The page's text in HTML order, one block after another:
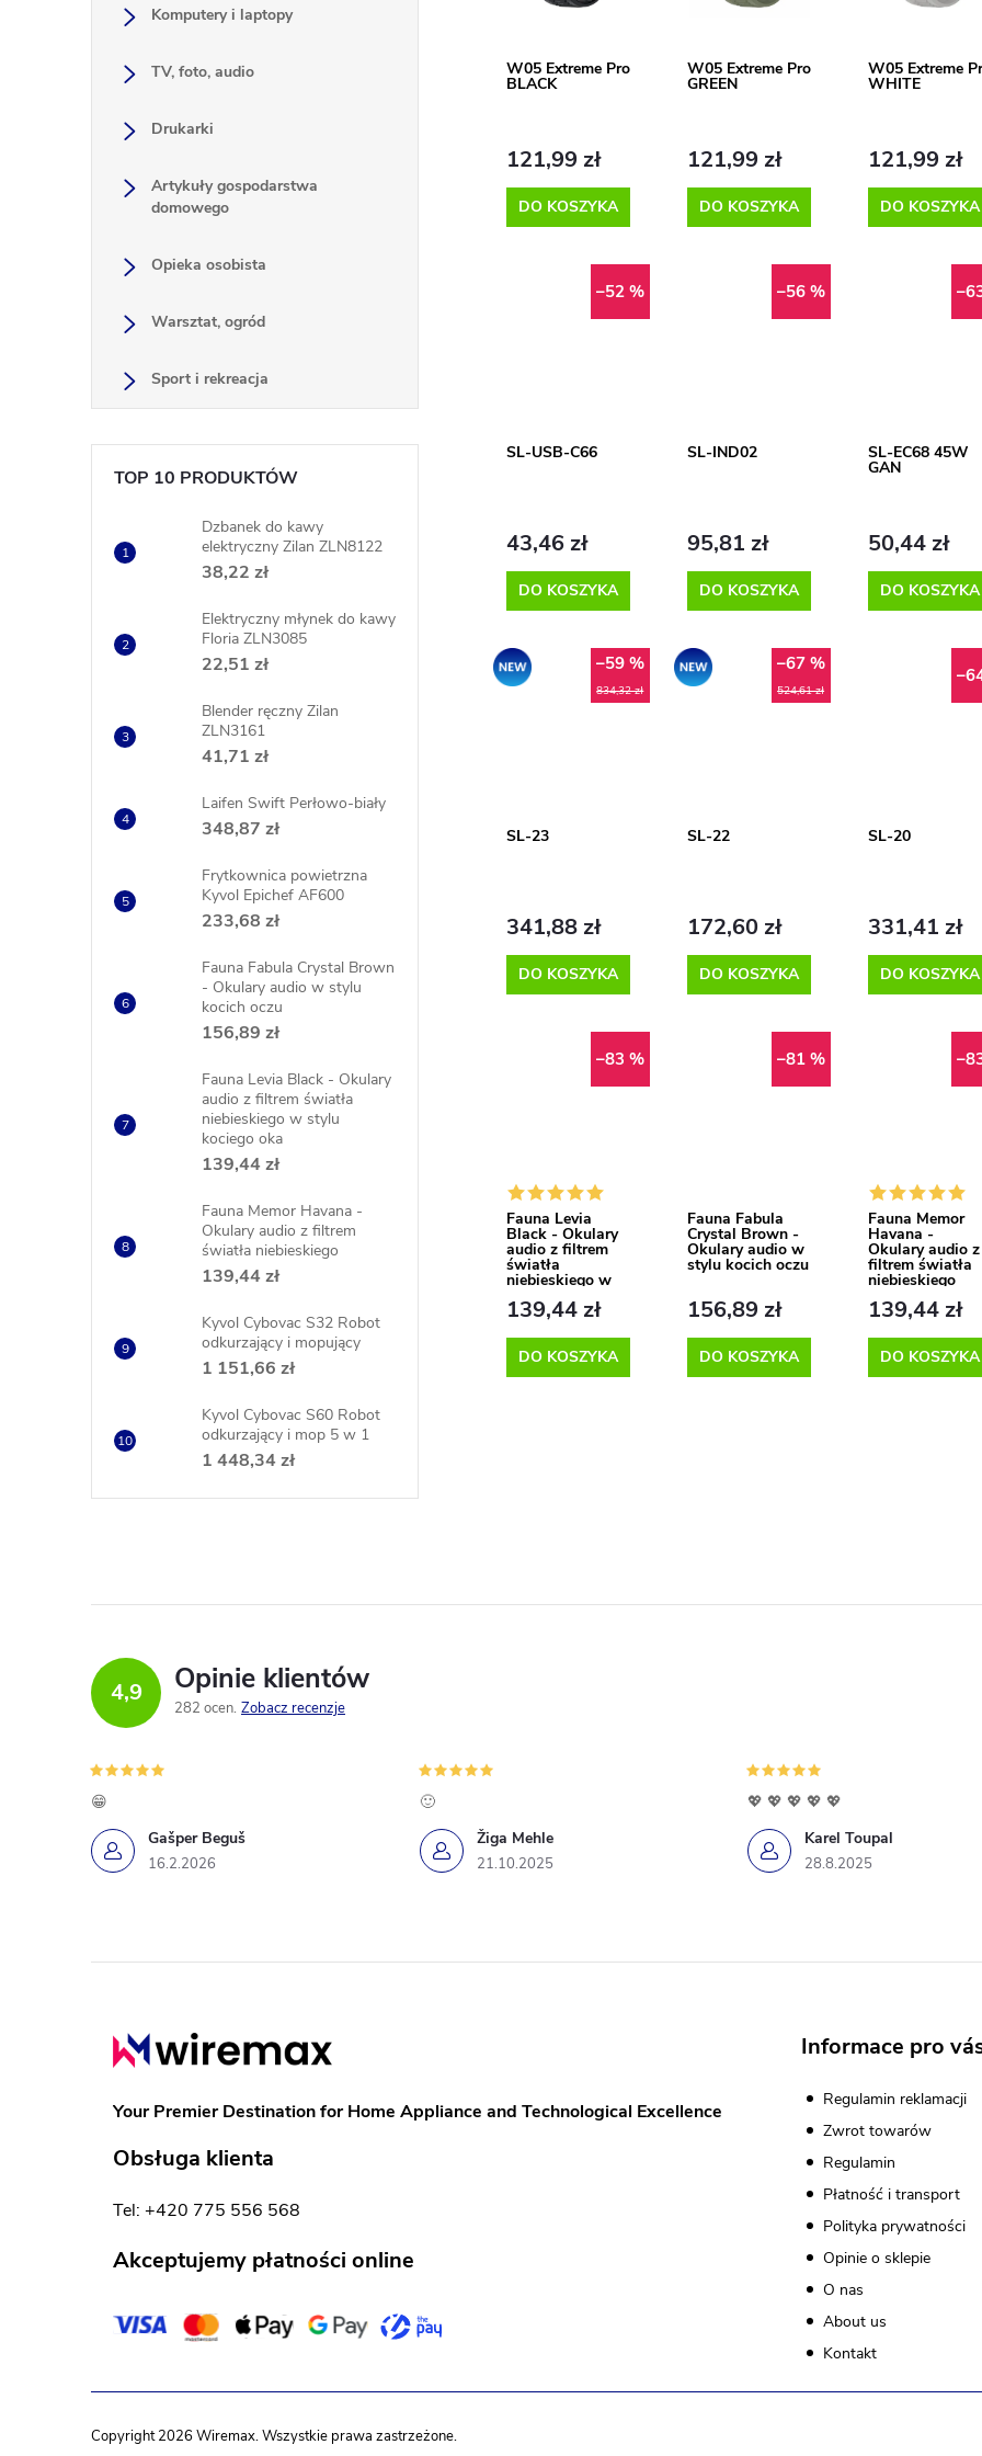
Komputery i laptopy
TV, foto, audio
Drukarki
Artykuły gospodarstwa
domowego
Opieka osobista
Warsztat, ogród
Sport i rekreacja
TOP 10 PRODUKTÓW
Dzbanek do kawy
elektryczny Zilan ZLN8122
38,22 zł
Elektryczny młynek do kawy
Floria ZLN3085
22,51 zł
Blender ręczny Zilan
ZLN3161
41,71 zł
Laifen Swift Perłowo-biały
348,87 zł
Frytkownica powietrzna
Kyvol Epichef AF600
233,68 zł
Fauna Fabula Crystal Brown
- Okulary audio w stylu
kocich oczu
156,89 zł
Fauna Levia Black - Okulary
audio z filtrem światła
niebieskiego w stylu
kociego oka
139,44 zł
Fauna Memor Havana -
Okulary audio z filtrem
światła niebieskiego
139,44 zł
Kyvol Cybovac S32 Robot
odkurzający i mopujący
1 151,66 zł
Kyvol Cybovac S60 Robot
odkurzający i mop 5 w 1
1 448,34 zł
ó
w
W05 Extreme Pro
BLACK
121,99 zł
DO KOSZYKA
W05 Extreme Pro
GREEN
121,99 zł
DO KOSZYKA
W05 Extreme
WHITE
121,99 zł
DO KOSZYKA
–52 %
SL-USB-C66
43,46 zł
DO KOSZYKA
–56 %
SL-IND02
95,81 zł
DO KOSZYKA
SL-EC68 45W
GAN
50,44 zł
DO KOSZYKA
Promocja
834,32 zł
–59 %
SL-23
341,88 zł
DO KOSZYKA
Promocja
524,61 zł
–67 %
SL-22
172,60 zł
DO KOSZYKA
SL-20
331,41 zł
DO KOSZYKA
–83 %
Fauna Levia
Black - Okulary
audio z filtrem
światła
niebieskiego w
139,44 zł
DO KOSZYKA
–81 %
Fauna Fabula
Crystal Brown -
Okulary audio w
stylu kocich oczu
156,89 zł
DO KOSZYKA
Fauna Memor
Havana -
Okulary audio z
filtrem światła
niebieskiego
139,44 zł
DO KOSZYKA
t
i
l
s
4,9 Opinie klientów
282 ocen Zobacz recenzje
Gašper Beguš
16.2.2026
😁
Žiga Mehle
21.10.2025
🙂
Karel Toupal
28.8.2025
💖 💖 💖 💖 💖
Your Premier Destination for Home Appliance and Technological Excellence
Obsługa klienta
Tel: +420 775 556 568
Akceptujemy płatności online
Informace pro
Regulamin reklamacji
Zwrot towarów
Regulamin
Płatność i transport
Polityka prywatności
Opinie o sklepie
O nas
About us
Kontakt
Copyright 2026Wiremax. Wszystkie prawa zastrzeżone.